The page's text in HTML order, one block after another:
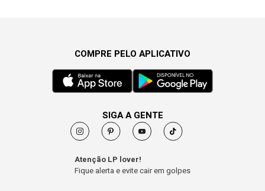
COMPRE PELO APLICATIVO
SIGA A GENTE
Atenção LP lover!
Fique alerta e evite cair em golpes